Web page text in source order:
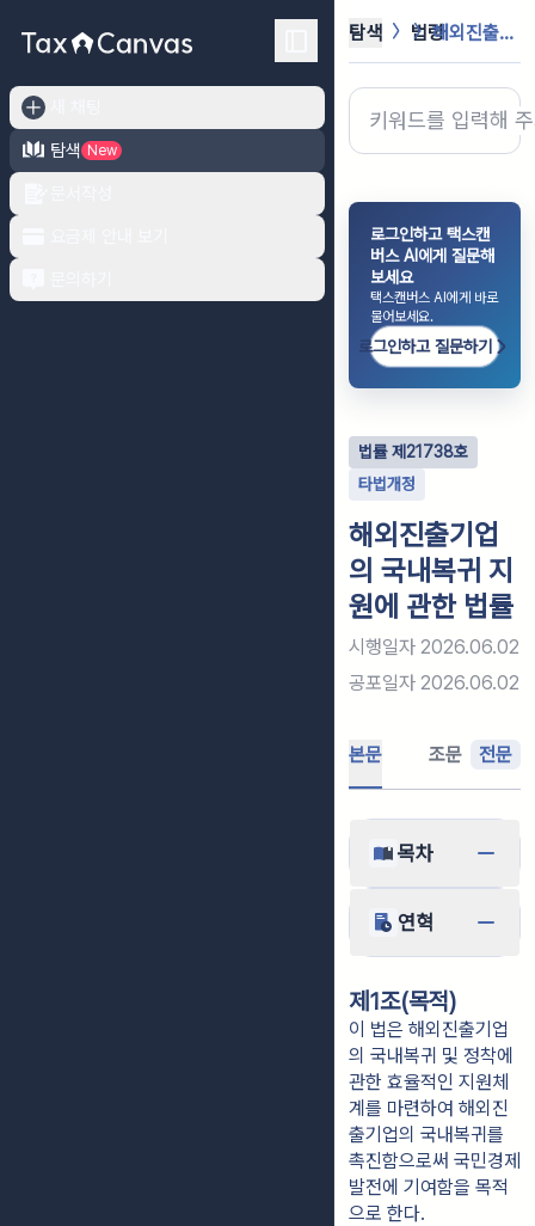
탐색
New
탐색 법령 해외진출기업의 국내복귀 지원에 관한 ...
로그인하고 택스캔
버스 AI에게 질문해
보세요
택스캔버스 AI에게 바로
물어보세요.
로그인하고 질문하기
법률제 21738호
타법개정
해외진출기업
의 국내복귀 지
원에 관한 법률
시행일자 2026.06.02
공포일자 2026.06.02
본문 조문 전문
목차
연혁
제1조(목적)
이 법은 해외진출기업
의 국내복귀 및 정착에
관한 효율적인 지원체
계를 마련하여 해외진
출기업의 국내복귀를
촉진함으로써 국민경제
발전에 기여함을 목적
으로 한다.